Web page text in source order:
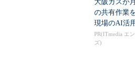
大阪ガスが
の共有作業
現場のAI活
PR(ITmedia エ
ズ)